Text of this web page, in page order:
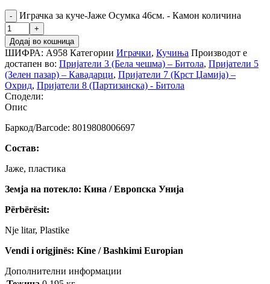
Играчка за куче-Јаже Осумка 46см. - Камон количина
Додај во кошница
ШИФРА: А958 Категории Играчки, Кучиња Производот е
достапен во: Пријатели 3 (Бела чешма) – Битола, Пријатели 5
(Зелен пазар) – Кавадарци, Пријатели 7 (Крст Џамија) –
Охрид, Пријатели 8 (Партизанска) - Битола
Сподели:
Опис
Баркод/Barcode: 8019808006697
Состав:
Јаже, пластика
Земја на потекло: Кина / Европска Унија
Përbërësit:
Nje litar, Plastike
Vendi i origjinës: Kine / Bashkimi Europian
Дополнителни информации